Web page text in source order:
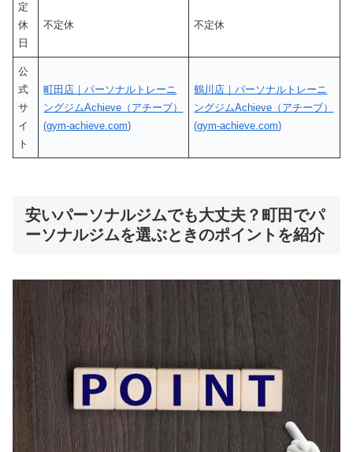
定
休
日
不定休 不定休
公
式
サ
イ
ト
町田店｜パーソナルトレーニ
ングジムAchieve（アチーブ）
(gym-achieve.com)
鶴川店｜パーソナルトレーニ
ングジムAchieve（アチーブ）
(gym-achieve.com)
安いパーソナルジムでも大丈夫？町田でパ
ーソナルジムを選ぶときのポイントを紹介